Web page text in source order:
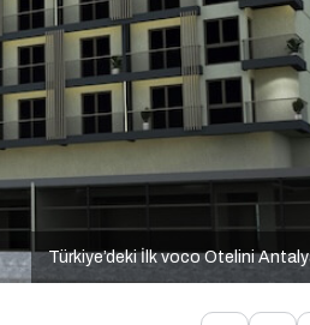
Türkiye’deki İlk voco Otelini